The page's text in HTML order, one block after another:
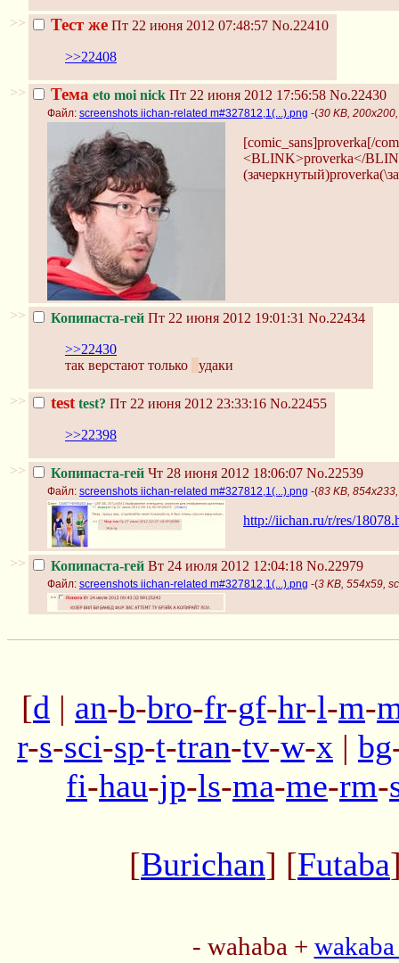
>> Тест же Пт 22 июня 2012 07:48:57 No.22410
>>22408
>> Тема eto moi nick Пт 22 июня 2012 17:56:58 No.22430
Файл: screenshots iichan-related m#327812,1(...).png -(30 KB,
[comic_sans]proverka[/
<BLINK>proverka</
>> Копипаста-гей Пт 22 июня 2012 19:01:31 No.22434
>>22430
так верстают только
удаки
>> test test? Пт 22 июня 2012 23:33:16 No.22455
>>22398
>> Копипаста-гей Чт 28 июня 2012 18:06:07 No.22539
Файл: screenshots iichan-related m#327812,1(...).png -(83 KB,
http://iichan.ru/r/res/
>> Копипаста-гей Вт 24 июля 2012 12:04:18 No.22979
Файл: screenshots iichan-related m#327812,1(...).png -(3 KB, 554x59,
[d | an-b-bro-fr-gf-hr-l-m-
r-s-sci-sp-t-tran-tv-w-x | bg
fi-hau-jp-ls-ma-me-rm-
[Burichan] [Futaba
- wahaba +